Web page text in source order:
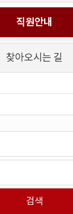
직원안내
찾아오시는 길
검
유
택
어